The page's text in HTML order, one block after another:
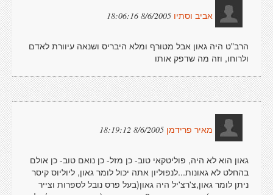
אביב וסתיו 8/6/2005 18:06:16
הרב"ט היה גאון אבל מטורף ומלא היבריס ושנאה עיוורת לאדם
ולרוחו, וזה מה שדפק אותו
מאיר פרידמן 8/6/2005 18:19:12
גאון הוא לא היה, פוליטקאי טוב- כן מזל- כן נואם טוב- כן אולם
בהחלט לא גאונות...לנפוליון אתה יכול לומר גאון, ליוליוס קיסר
ניתן לומר גאון,צ'רצ'יל היה גאון(בעל פרס נובל לספרות וצייר